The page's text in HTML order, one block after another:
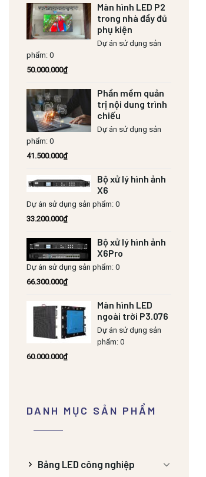
Màn hình LED P2
trong nhà đầy đủ
phụ kiện
Dự án sử dụng sản
phẩm: 0
50.000.000₫
Phần mềm quản
trị nội dung trình
chiếu
Dự án sử dụng sản
phẩm: 0
41.500.000₫
Bộ xử lý hình ảnh
X6
Dự án sử dụng sản phẩm: 0
33.200.000₫
Bộ xử lý hình ảnh
X6Pro
Dự án sử dụng sản phẩm: 0
66.300.000₫
Màn hình LED
ngoài trời P3.076
Dự án sử dụng sản
phẩm: 0
60.000.000₫
DANH MỤC SẢN PHẨM
Bảng LED công nghiệp